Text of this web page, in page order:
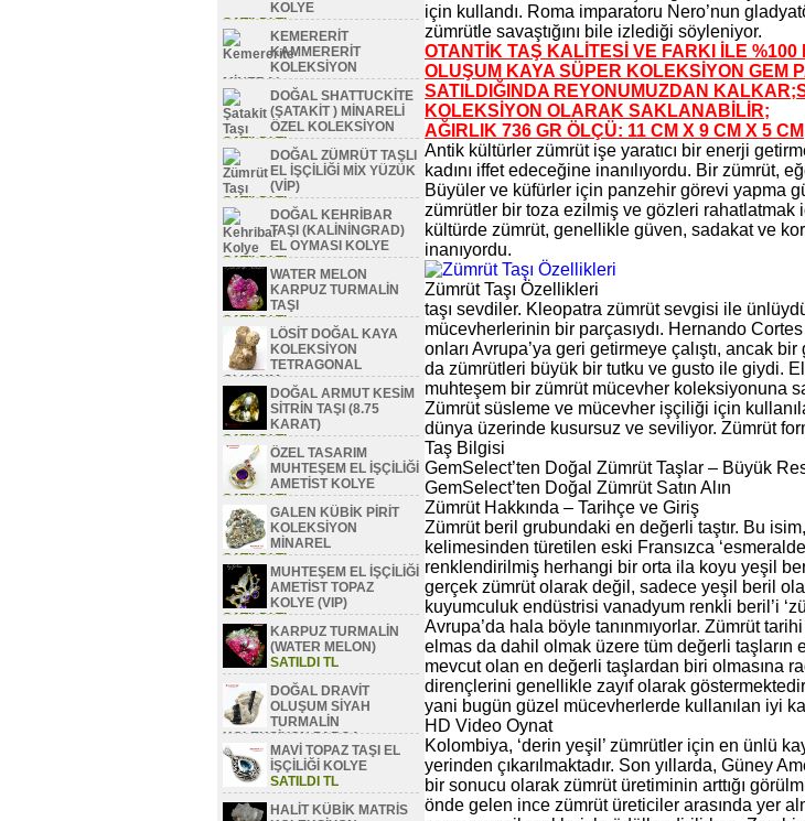
KOLYE
SATILDI TL
KEMERERİT
KAMMERERİT
KOLEKSİYON
MİNERAL
SATILDI TLDOĞAL SHATTUCKİTE
(ŞATAKİT ) MİNARELİ
ÖZEL KOLEKSİYON
SATILDI TL
DOĞAL ZÜMRÜT TAŞLI
EL İŞÇİLİĞİ MİX YÜZÜK
(VİP)
SATILDI TL
DOĞAL KEHRİBAR
TAŞI (KALİNİNGRAD)
EL OYMASI KOLYE
SATILDI TL
WATER MELON
KARPUZ TURMALİN
TAŞI
SATILDI TL
LÖSİT DOĞAL KAYA
KOLEKSİYON
TETRAGONAL
OLUŞUM
SATILDI TLDOĞAL ARMUT KESİM
SİTRİN TAŞI (8.75
KARAT)
SATILDI TL
ÖZEL TASARIM
MUHTEŞEM EL İŞÇİLİĞİ
AMETİST KOLYE
SATILDI TL
GALEN KÜBİK PİRİT
KOLEKSİYON
MİNAREL
SATILDI TL
MUHTEŞEM EL İŞÇİLİĞİ
AMETİST TOPAZ
KOLYE (VIP)
SATILDI TL
KARPUZ TURMALİN
(WATER MELON)
SATILDI TL
DOĞAL DRAVİT
OLUŞUM SİYAH
TURMALİN
KOLEKSİYON PARÇA
SATILDI TLMAVİ TOPAZ TAŞI EL
İŞÇİLİĞİ KOLYE
SATILDI TL
HALİT KÜBİK MATRİS
için kullandı. Roma imparatoru Nero’nun
zümrütle savaştığını bile izlediği söyleniyor.
OTANTİK TAŞ KALİTESİ VE FARKI İLE
OLUŞUM KAYA SÜPER KOLEKSİYON GEM
SATILDIĞINDA REYONUMUZDAN
KOLEKSİYON OLARAK SAKLANABİLİR;
AĞIRLIK 736 GR ÖLÇÜ: 11 CM X 9 CM X 5 CM
Antik kültürler zümrüt işe yaratıcı bir enerji
kadını iffet edeceğine inanılıyordu. Bir zümrüt,
Büyüler ve küfürler için panzehir görevi yapma
zümrütler bir toza ezilmiş ve gözleri
kültürde zümrüt, genellikle güven, sadakat ve
inanıyordu.
Zümrüt Taşı Özellikleri
taşı sevdiler. Kleopatra zümrüt sevgisi ile
mücevherlerinin bir parçasıydı. Hernando
onları Avrupa’ya geri getirmeye çalıştı, ancak
da zümrütleri büyük bir tutku ve gusto ile giydi.
muhteşem bir zümrüt mücevher koleksiyonuna
Zümrüt süsleme ve mücevher işçiliği için
dünya üzerinde kusursuz ve seviliyor. Zümrüt
Taş Bilgisi
GemSelect’ten Doğal Zümrüt Taşlar – Büyük
GemSelect’ten Doğal Zümrüt Satın Alın
Zümrüt Hakkında – Tarihçe ve Giriş
Zümrüt beril grubundaki en değerli taştır. Bu
kelimesinden türetilen eski Fransızca
renklendirilmiş herhangi bir orta ila koyu yeşil
gerçek zümrüt olarak değil, sadece yeşil beril
kuyumculuk endüstrisi vanadyum renkli beril’i
Avrupa’da hala böyle tanınmıyorlar. Zümrüt
elmas da dahil olmak üzere tüm değerli taşların
mevcut olan en değerli taşlardan biri olmasına
dirençlerini genellikle zayıf olarak
yani bugün güzel mücevherlerde kullanılan iyi
HD Video Oynat
Kolombiya, ‘derin yeşil’ zümrütler için en ünlü
yerinden çıkarılmaktadır. Son yıllarda, Güney
bir sonucu olarak zümrüt üretiminin arttığı
önde gelen ince zümrüt üreticiler arasında yer